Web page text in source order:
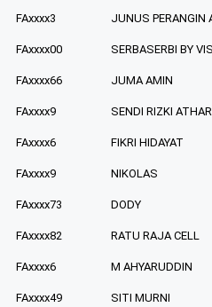
FAxxxx3 JUNUS PERANGIN
FAxxxx00 SERBASERBI BY
FAxxxx66 JUMA AMIN
FAxxxx9 SENDI RIZKI ATHAR
FAxxxx6 FIKRI HIDAYAT
FAxxxx9 NIKOLAS
FAxxxx73 DODY
FAxxxx82 RATU RAJA CELL
FAxxxx6 M AHYARUDDIN
FAxxxx49 SITI MURNI